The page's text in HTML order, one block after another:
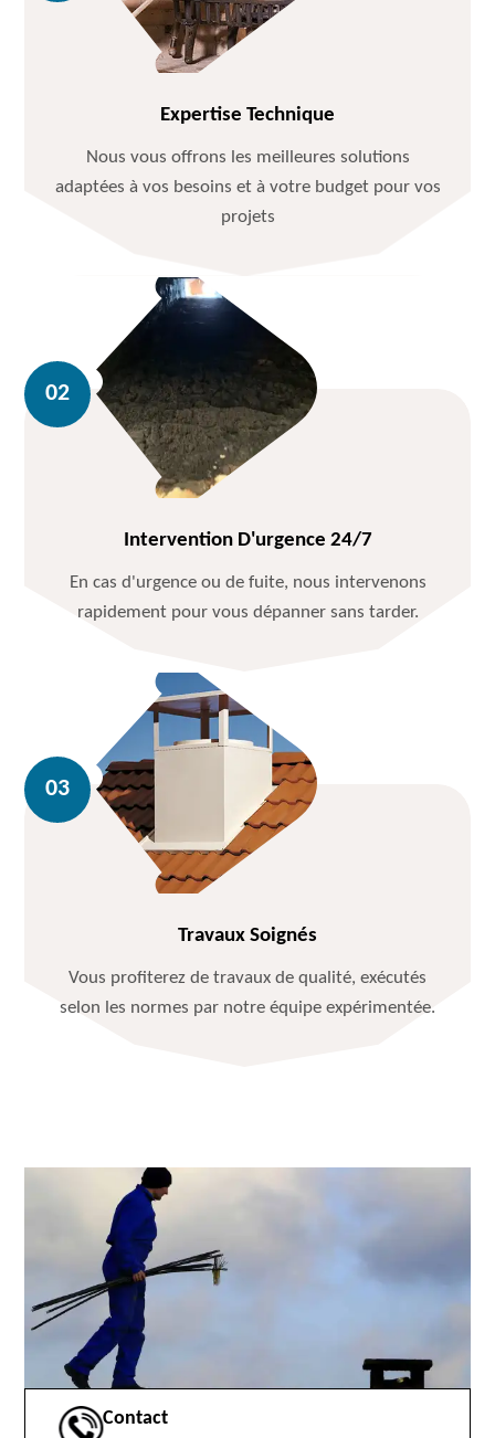
Expertise Technique
Nous vous offrons les meilleures solutions
adaptées à vos besoins et à votre budget pour vos
projets
Intervention D'urgence 24/7
En cas d'urgence ou de fuite, nous intervenons
rapidement pour vous dépanner sans tarder.
Travaux Soignés
Vous profiterez de travaux de qualité, exécutés
selon les normes par notre équipe expérimentée.
Contact